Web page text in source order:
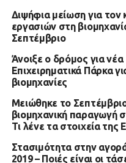
Διψήφια μείωση για τον
εργασιών στη
Σεπτέμβριο
Άνοιξε ο δρόμος για νέα
Επιχειρηματικά Πάρκα
βιομηχανίες
Μειώθηκε το
βιομηχανική παραγωγή
Τι λένε τα στοιχεία της
Στασιμότητα στην
2019 – Ποιές είναι οι